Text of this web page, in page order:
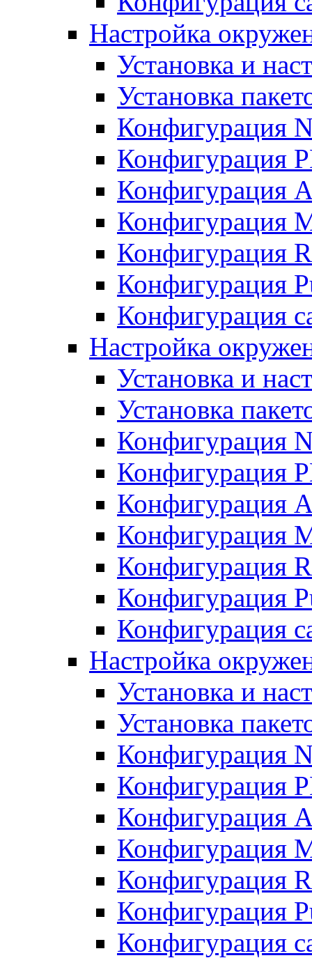
Настройка
Установка и
Установка
Конфигурация
Конфигурация
Конфигурация
Конфигурация
Конфигурация
Конфигурация
Конфигурация
Настройка
Установка и
Установка
Конфигурация
Конфигурация
Конфигурация
Конфигурация
Конфигурация
Конфигурация
Конфигурация
Настройка
Установка и
Установка
Конфигурация
Конфигурация
Конфигурация
Конфигурация
Конфигурация
Конфигурация
Конфигурация